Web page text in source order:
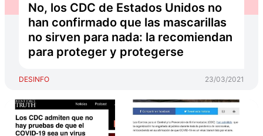
No, los CDC de Estados Unidos no
han confirmado que las mascarillas
no sirven para nada: la recomiendan
para proteger y protegerse
DESINFO 23/03/2021